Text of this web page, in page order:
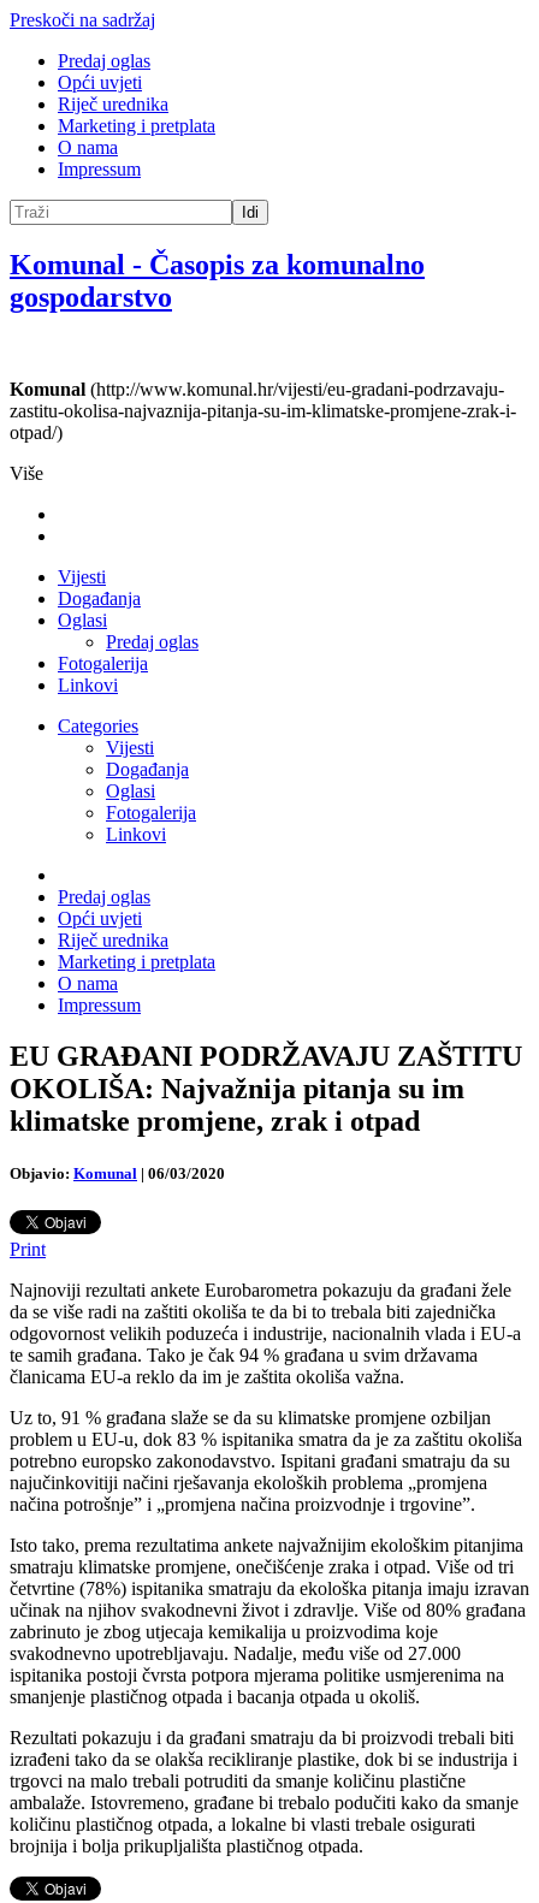
Preskoči na sadržaj
Predaj oglas
Opći uvjeti
Riječ urednika
Marketing i pretplata
O nama
Impressum
Idi
Komunal - Časopis za komunalno
gospodarstvo
Komunal (http://www.komunal.hr/vijesti/eu-gradani-podrzavaju-
zastitu-okolisa-najvaznija-pitanja-su-im-klimatske-promjene-zrak-i-
otpad/)
Više
Vijesti
Događanja
Oglasi
Predaj oglas
Fotogalerija
Linkovi
Categories
Vijesti
Događanja
Oglasi
Fotogalerija
Linkovi
Predaj oglas
Opći uvjeti
Riječ urednika
Marketing i pretplata
O nama
Impressum
EU GRAĐANI PODRŽAVAJU ZAŠTITU
OKOLIŠA: Najvažnija pitanja su im
klimatske promjene, zrak i otpad
Objavio: Komunal | 06/03/2020
Print
Najnoviji rezultati ankete Eurobarometra pokazuju da građani žele
da se više radi na zaštiti okoliša te da bi to trebala biti zajednička
odgovornost velikih poduzeća i industrije, nacionalnih vlada i EU-a
te samih građana. Tako je čak 94 % građana u svim državama
članicama EU-a reklo da im je zaštita okoliša važna.
Uz to, 91 % građana slaže se da su klimatske promjene ozbiljan
problem u EU-u, dok 83 % ispitanika smatra da je za zaštitu okoliša
potrebno europsko zakonodavstvo. Ispitani građani smatraju da su
najučinkovitiji načini rješavanja ekoloških problema „promjena
načina potrošnje” i „promjena načina proizvodnje i trgovine”.
Isto tako, prema rezultatima ankete najvažnijim ekološkim pitanjima
smatraju klimatske promjene, onečišćenje zraka i otpad. Više od tri
četvrtine (78%) ispitanika smatraju da ekološka pitanja imaju izravan
učinak na njihov svakodnevni život i zdravlje. Više od 80% građana
zabrinuto je zbog utjecaja kemikalija u proizvodima koje
svakodnevno upotrebljavaju. Nadalje, među više od 27.000
ispitanika postoji čvrsta potpora mjerama politike usmjerenima na
smanjenje plastičnog otpada i bacanja otpada u okoliš.
Rezultati pokazuju i da građani smatraju da bi proizvodi trebali biti
izrađeni tako da se olakša recikliranje plastike, dok bi se industrija i
trgovci na malo trebali potruditi da smanje količinu plastične
ambalaže. Istovremeno, građane bi trebalo podučiti kako da smanje
količinu plastičnog otpada, a lokalne bi vlasti trebale osigurati
brojnija i bolja prikupljališta plastičnog otpada.